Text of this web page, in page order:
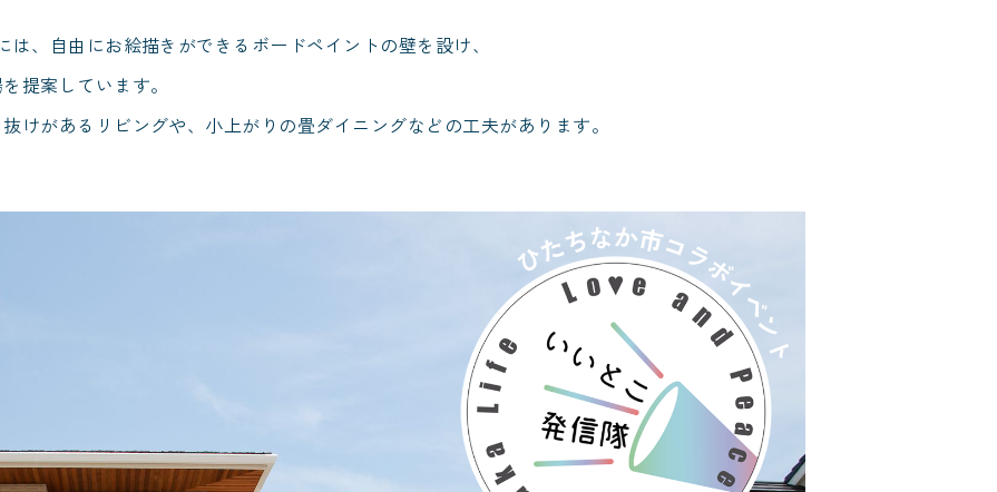
、自由にお絵描きができるボードペイントの壁を設け、
提案しています。
けがあるリビングや、小上がりの畳ダイニングなどの工夫があります。